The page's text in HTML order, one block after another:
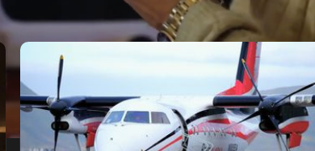
‫أعلم، الأمر مختلف كثيراً‬
‫من دونك في حجرة القيادة‬